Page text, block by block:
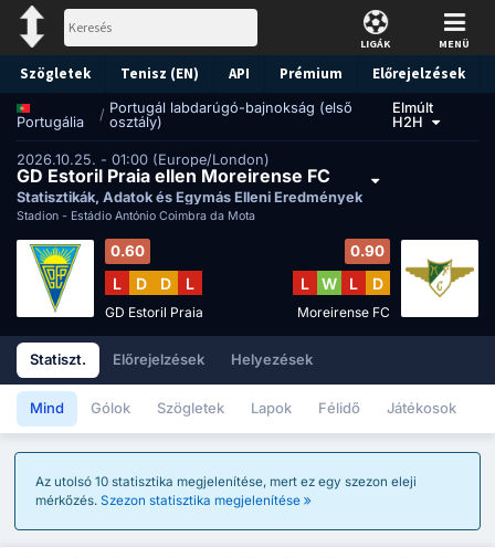
LIGÁK MENÜ
Szögletek Tenisz (EN) API Prémium Előrejelzések
Portugália / Portugál labdarúgó-bajnokság (első
osztály)
Elmúlt
H2H
2026.10.25. - 01:00 (Europe/London)
GD Estoril Praia ellen Moreirense FC
Statisztikák, Adatok és Egymás Elleni Eredmények
Stadion - Estádio António Coimbra da Mota
0.60
L D D L
GD Estoril Praia
0.90
L W L D
Moreirense FC
Statiszt. Előrejelzések Helyezések
Mind Gólok Szögletek Lapok Félidő Játékosok
Az utolsó 10 statisztika megjelenítése, mert ez egy szezon eleji
mérkőzés. Szezon statisztika megjelenítése